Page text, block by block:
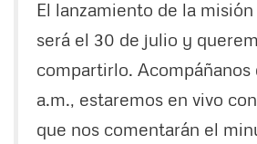
El lanzamiento de la
será el 30 de julio y
compartirlo. Acompáñanos
a.m., estaremos en vivo
que nos comentarán el